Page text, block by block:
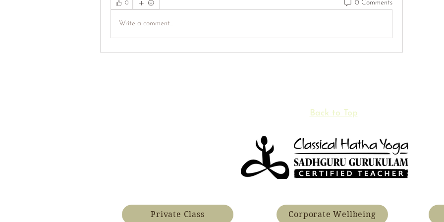
0 0 Comments
Write a comment...
Back to Top
Private Class Corporate Wellbeing